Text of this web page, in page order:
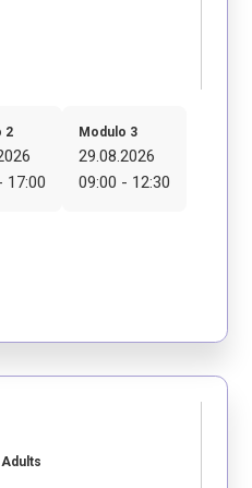
2
17:00
Modulo 3
29.08.2026
09:00 - 12:30